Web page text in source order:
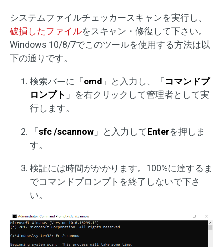
システムファイルチェッカースキャンを実行し、
破損したファイルをスキャン・修復して下さい。
Windows 10/8/7でこのツールを使用する方法は以
下の通りです。
検索バーに「 cmd 」と入力し、「 コマンドプ
ロンプト 」を右クリックして管理者として実
行します。
「 sfc /scannow 」と入力してEnterを押しま
す。
検証には時間がかかります。100%に達するま
でコマンドプロンプトを終了しないで下さ
い。